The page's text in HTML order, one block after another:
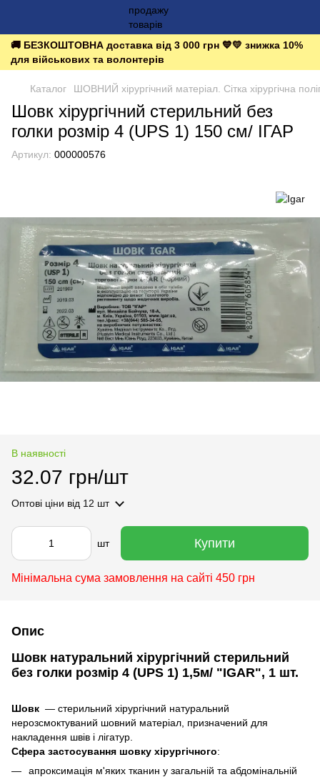
🚚 БЕЗКОШТОВНА доставка від 3 000 грн 💙💛 знижка 10%
для військових та волонтерів
Каталог ШОВНИЙ хірургічний матеріал. Сітка хірургічна
Шовк хірургічний стерильний без
голки розмір 4 (UPS 1) 150 см/ ІГАР
Артикул: 000000576
В наявності
32.07 грн/шт
Оптові ціни від 12 шт
шт Купити
Мінімальна сума замовлення на сайті 450 грн
Опис
Шовк натуральний хірургічний стерильний
без голки розмір 4 (UPS 1) 1,5м/ "IGAR", 1 шт.
Шовк — стерильний хірургічний натуральний
нерозсмоктуваний шовний матеріал, призначений для
накладення швів і лігатур.
Сфера застосування шовку хірургічного:
апроксимація м'яких тканин у загальній та абдомінальній